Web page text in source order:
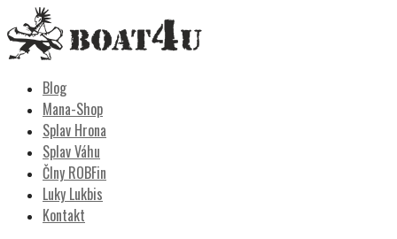
to
content
Blog
Mana-Shop
Splav Hrona
Splav Váhu
Člny ROBFin
Luky Lukbis
Kontakt